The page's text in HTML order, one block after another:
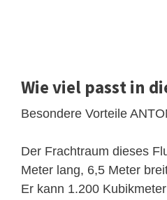
Wie viel passt in
Besondere Vorteile
Der Frachtraum dieses
Meter lang, 6,5 Meter
Er kann 1.200